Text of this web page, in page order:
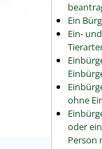
Ein
Ein-
ohne
oder
Person